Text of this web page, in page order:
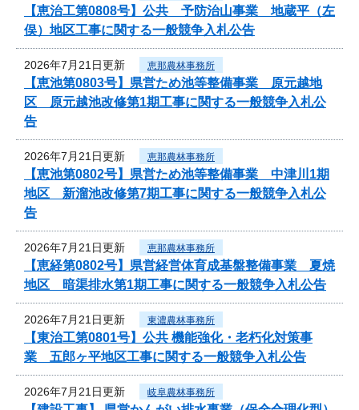
【恵治工第0808号】公共 予防治山事業 地蔵平（左
俣）地区工事に関する一般競争入札公告
2026年7月21日更新 恵那農林事務所
【恵池第0803号】県営ため池等整備事業 原元越地
区 原元越池改修第1期工事に関する一般競争入札公
告
2026年7月21日更新 恵那農林事務所
【恵池第0802号】県営ため池等整備事業 中津川1期
地区 新溜池改修第7期工事に関する一般競争入札公
告
2026年7月21日更新 恵那農林事務所
【恵経第0802号】県営経営体育成基盤整備事業 夏焼
地区 暗渠排水第1期工事に関する一般競争入札公告
2026年7月21日更新 東濃農林事務所
【東治工第0801号】公共 機能強化・老朽化対策事
業 五郎ヶ平地区工事に関する一般競争入札公告
2026年7月21日更新 岐阜農林事務所